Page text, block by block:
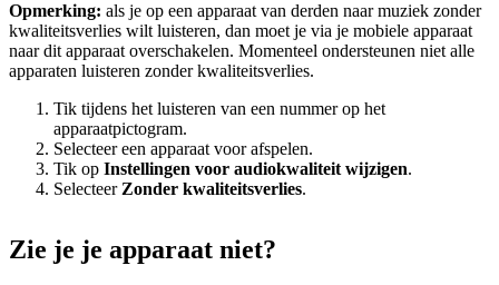
Opmerking: als je op een apparaat van derden naar muziek zonder
kwaliteitsverlies wilt luisteren, dan moet je via je mobiele apparaat
naar dit apparaat overschakelen. Momenteel ondersteunen niet alle
apparaten luisteren zonder kwaliteitsverlies.
Tik tijdens het luisteren van een nummer op het
apparaatpictogram.
Selecteer een apparaat voor afspelen.
Tik op Instellingen voor audiokwaliteit wijzigen.
Selecteer Zonder kwaliteitsverlies.
Zie je je apparaat niet?